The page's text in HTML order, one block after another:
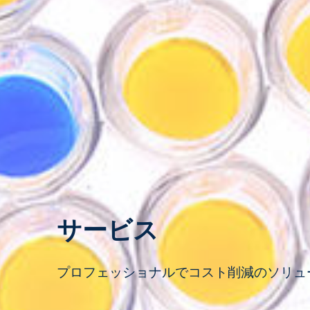
サービス
プロフェッショナルでコスト削減のソリ